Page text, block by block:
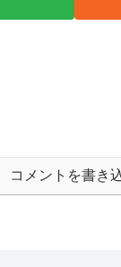
コメントを書き